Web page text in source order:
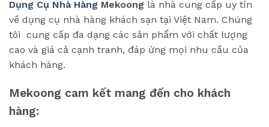
Dụng Cụ Nhà Hàng Mekoong là nhà cung cấp uy tín
về dụng cụ nhà hàng khách sạn tại Việt Nam. Chúng
tôi cung cấp đa dạng các sản phẩm với chất lượng
cao và giá cả cạnh tranh, đáp ứng mọi nhu cầu của
khách hàng.
Mekoong cam kết mang đến cho khách
hàng: